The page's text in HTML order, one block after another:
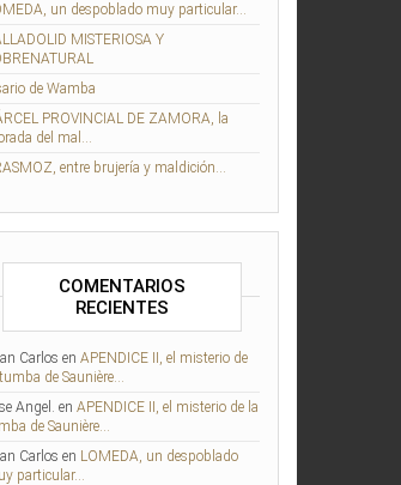
un despoblado muy particular…
MISTERIOSA Y
de Wamba
PROVINCIAL DE ZAMORA, la
del mal…
entre brujería y maldición…
COMENTARIOS
RECIENTES
Carlos en APENDICE II, el misterio de
de Saunière…
Angel. en APENDICE II, el misterio de la
de Saunière…
Carlos en LOMEDA, un despoblado
particular…